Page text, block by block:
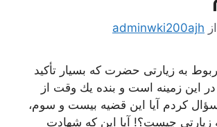
از adminwki200ajh
به زیارتی حضرت كه بسیار تأكید
این زمینه است و بنده یك وقت از
كردم آیا این قضیه بیست و سوم،
چیست؟! آیا این كه شهادت